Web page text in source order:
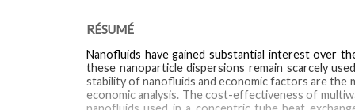
RÉSUMÉ
Nanofluids have gained substantial interest over
these nanoparticle dispersions remain scarcely
stability of nanofluids and economic factors are the
economic analysis. The cost-effectiveness of